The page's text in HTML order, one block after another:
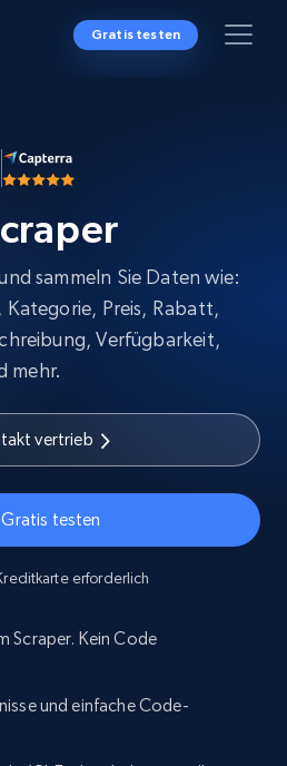
Gratis testen
sammeln Sie Daten wie:
Preis, Rabatt,
Verfügbarkeit,
mehr.
vertrieb
Gratis testen
erforderlich
Scraper. Kein Code
und einfache Code-